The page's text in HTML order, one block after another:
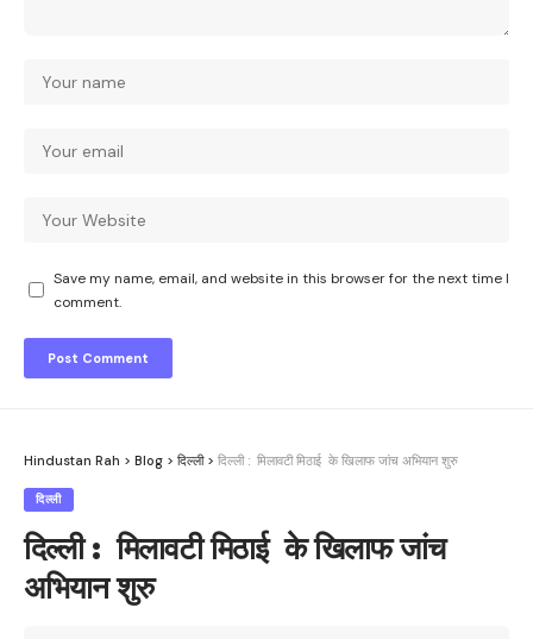
Save my name, email, and website in this browser for the next time I
comment.
Hindustan Rah > Blog > दिल्ली> दिल्ली : मिलावटी मिठाई के खिलाफ जांच अभियान शुरु
दिल्ली
दिल्ली : मिलावटी मिठाई के खिलाफ जांच
अभियान शुरु